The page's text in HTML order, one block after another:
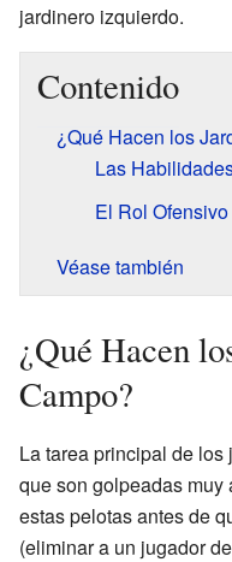
jardinero izquierdo.
Contenido
¿Qué Hacen los
Las
El Rol
Véase también
¿Qué Hacen
Campo?
La tarea principal de
que son golpeadas muy
estas pelotas antes de
(eliminar a un jugador